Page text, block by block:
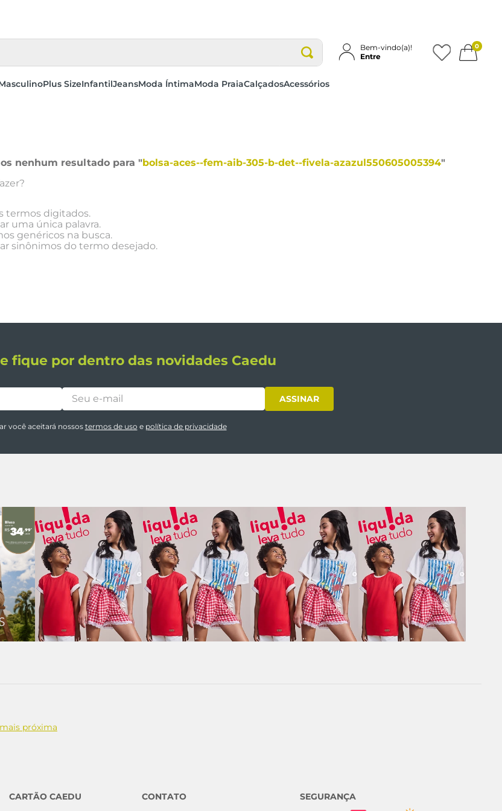
Bem-vindo(a)!
Entre
0
Plus SizeInfantilJeansModa ÍntimaModa PraiaCalçadosAcessórios
nenhum resultado para "bolsa-aces--fem-aib-305-b-det--fivela-azazul550605005394"
termos digitados.
uma única palavra.
genéricos na busca.
sinônimos do termo desejado.
fique por dentro das novidades Caedu
ASSINAR
você aceitará nossostermos de uso e política de privacidade
próxima
CARTÃO CAEDU CONTATO SEGURANÇA